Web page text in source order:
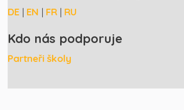
DE | EN | FR | RU
Kdo nás podporuje
Partneři školy